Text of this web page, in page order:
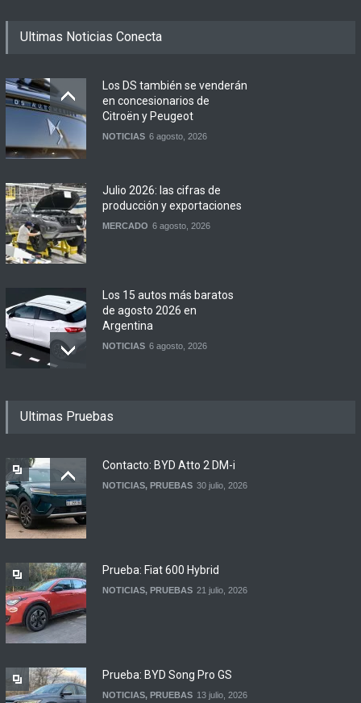
Ultimas Noticias Conecta
Los DS también se venderán
en concesionarios de
Citroën y Peugeot
NOTICIAS 6 agosto, 2026
Julio 2026: las cifras de
producción y exportaciones
MERCADO 6 agosto, 2026
Los 15 autos más baratos
de agosto 2026 en
Argentina
NOTICIAS 6 agosto, 2026
Efficient en Argentina
Ultimas Pruebas
Contacto: BYD Atto 2 DM-i
NOTICIAS, PRUEBAS 30 julio, 2026
Prueba: Fiat 600 Hybrid
NOTICIAS, PRUEBAS 21 julio, 2026
Prueba: BYD Song Pro GS
NOTICIAS, PRUEBAS 13 julio, 2026